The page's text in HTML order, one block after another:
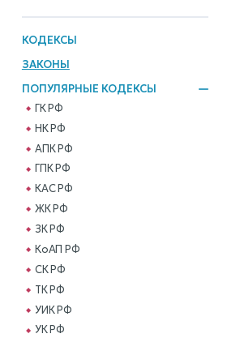
КОДЕКСЫ
ЗАКОНЫ
ПОПУЛЯРНЫЕ КОДЕКСЫ
ГК РФ
НК РФ
АПК РФ
ГПК РФ
КАС РФ
ЖК РФ
ЗК РФ
КоАП РФ
СК РФ
ТК РФ
УИК РФ
УК РФ